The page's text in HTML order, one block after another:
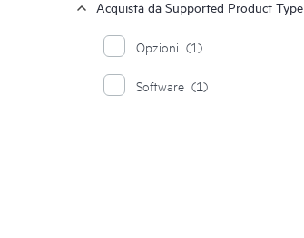
Acquista da Supported Product Type
Opzioni (1)
Software (1)